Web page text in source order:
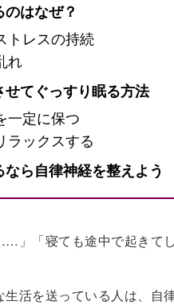
はなぜ？
トレスの持続
れ
せてぐっすり眠る方法
一定に保つ
ラックスする
ら自律神経を整えよう
」「寝ても途中で起きて
生活を送っている人は、